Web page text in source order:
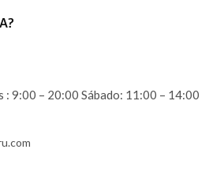
: 9:00 – 20:00 Sábado: 11:00 – 14:00